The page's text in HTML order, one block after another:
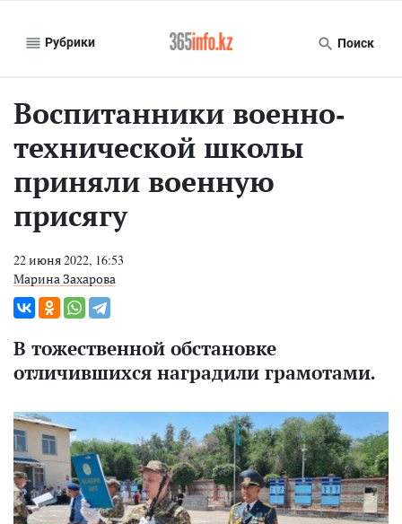
Рубрики Поиск
Воспитанники военно-
технической школы
приняли военную
присягу
22 июня 2022, 16:53
Марина Захарова
В тожественной обстановке
отличившихся наградили грамотами.